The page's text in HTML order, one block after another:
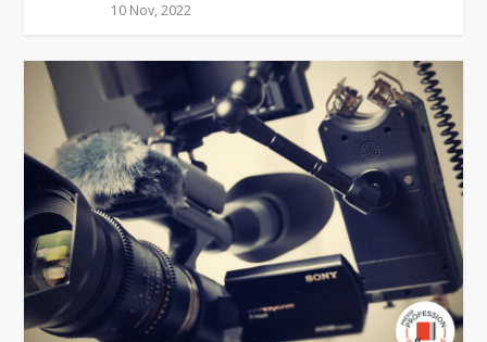
10 Nov, 2022